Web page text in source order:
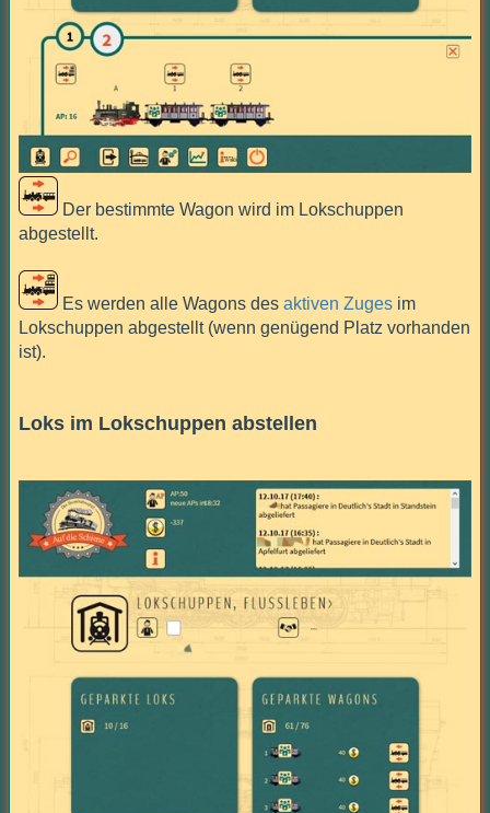
Der bestimmte Wagon wird im Lokschuppen
abgestellt.
Es werden alle Wagons des aktiven Zuges im
Lokschuppen abgestellt (wenn genügend Platz vorhanden
ist).
Loks im Lokschuppen abstellen